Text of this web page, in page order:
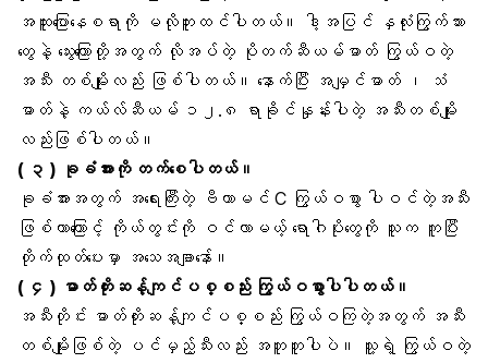
အထူးပြောနေစရာကို မလိုဘူးထင်ပါတယ်။ ဒါ့အပြင် နှလုံ းကြွက်သား
တွေနဲ့ သွေးကြောတို့အတွက် လိုအပ်တဲ့ ပိုတက်ဆီယမ်ဓာတ် ကြွယ်ဝတဲ့
အသီး တစ်မျိုးလည်း ဖြစ်ပါတယ်။ နောက်ပြီး အမျှင်ဓာတ် ၊
သံ
ဓာတ်နဲ့ ကယ်လ်ဆီယမ် ၁၂.၈ ရာခိုင်နှုန်းပါတဲ့ အသီးတစ်မျိုး
လည်းဖြစ်ပါတယ်။
( ၃ ) ခုခံအားကို တက်စေပါတယ်။
ခုခံအားအတွက် အရေးကြီးတဲ့ ဗီတာမင် C ကြွယ်ဝစွာ ပါဝင်တဲ့အသီး
ဖြစ်တာကြောင့် ကိုယ်တွင်းကို ဝင်လာမယ့် ရောဂါပိုးတွေကို သူက ကူပြီး
တိုက်ထုတ်ပေးမှာ အသေအချာနော်။
( ၄ ) ဓာတ်တိုးဆန့်ကျင်ပစ္စည်း ကြွယ်ဝစွာပါပါတယ်။
အသီးတိုင်း ဓာတ်တိုးဆန့်ကျင်ပစ္စည်း ကြွယ်ဝကြတဲ့အတွက် အသီး
တစ်မျိုးဖြစ်တဲ့ ပင်မှည့်သီးလည်း အတူတူပါပဲ။ သူ့ရဲ့ ကြွယ်ဝတဲ့